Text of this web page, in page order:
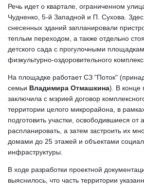
Речь идет о квартале, ограниченном
Чудненко, 5-й Западной и П. Сухова.
снесенных зданий запланировали
теплым переходом, а также отдельно
детского сада с прогулочными
физкультурно-оздоровительного
На площадке работает СЗ "Поток"
семьи Владимира Отмашкина). В конце
заключила с мэрией договор
территории целого микрорайона, в
подготовить участки, освободившиеся от
распланировать, а затем застроить их
домами до 25 этажей и объектами
инфраструктуры.
В ходе разработки проектной
выяснилось, что часть территории